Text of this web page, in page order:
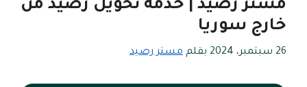
مستر رصيد | خدمة تحويل رصيد من
خارج سوريا
26 سبتمبر، 2024 بقلم مستر رصيد